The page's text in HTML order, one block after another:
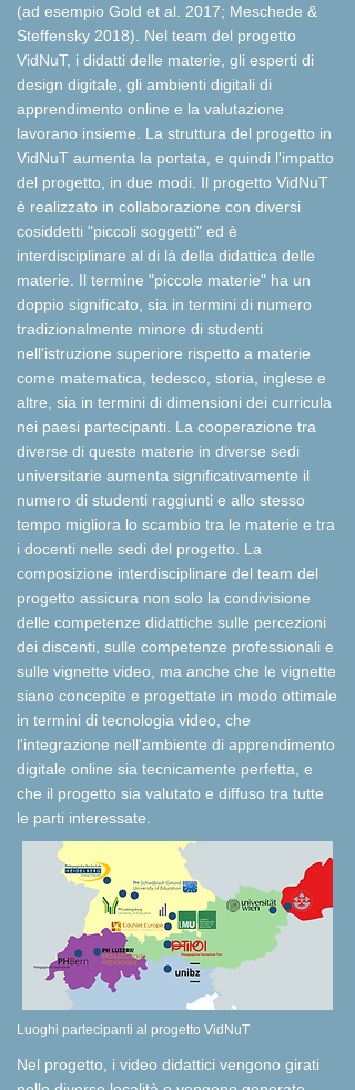
(ad esempio Gold et al. 2017; Meschede &
Steffensky 2018). Nel team del progetto
VidNuT, i didatti delle materie, gli esperti di
design digitale, gli ambienti digitali di
apprendimento online e la valutazione
lavorano insieme. La struttura del progetto in
VidNuT aumenta la portata, e quindi l'impatto
del progetto, in due modi. Il progetto VidNuT
è realizzato in collaborazione con diversi
cosiddetti "piccoli soggetti" ed è
interdisciplinare al di là della didattica delle
materie. Il termine "piccole materie" ha un
doppio significato, sia in termini di numero
tradizionalmente minore di studenti
nell'istruzione superiore rispetto a materie
come matematica, tedesco, storia, inglese e
altre, sia in termini di dimensioni dei curricula
nei paesi partecipanti. La cooperazione tra
diverse di queste materie in diverse sedi
universitarie aumenta significativamente il
numero di studenti raggiunti e allo stesso
tempo migliora lo scambio tra le materie e tra
i docenti nelle sedi del progetto. La
composizione interdisciplinare del team del
progetto assicura non solo la condivisione
delle competenze didattiche sulle percezioni
dei discenti, sulle competenze professionali e
sulle vignette video, ma anche che le vignette
siano concepite e progettate in modo ottimale
in termini di tecnologia video, che
l'integrazione nell'ambiente di apprendimento
digitale online sia tecnicamente perfetta, e
che il progetto sia valutato e diffuso tra tutte
le parti interessate.
​Luoghi partecipanti al progetto VidNuT
​Nel progetto, i video didattici vengono girati